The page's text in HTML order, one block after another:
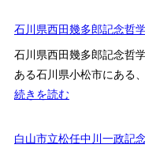
術
館
の
見
こ
川
政
記
念
い
石川県西田幾多郎記念哲
石川県西田幾多郎記念哲
ある石川県小松市にある
続きを読む:
川
白山市立松任中川一政記